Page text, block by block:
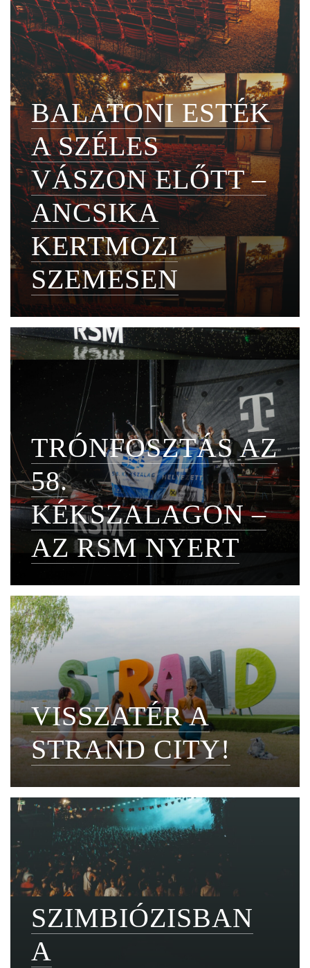
BALATONI ESTÉK
A SZÉLES
VÁSZON ELŐTT –
ANCSIKA
KERTMOZI
SZEMESEN
TRÓNFOSZTÁS AZ
58.
KÉKSZALAGON –
AZ RSM NYERT
VISSZATÉR A
STRAND CITY!
SZIMBIÓZISBAN
A